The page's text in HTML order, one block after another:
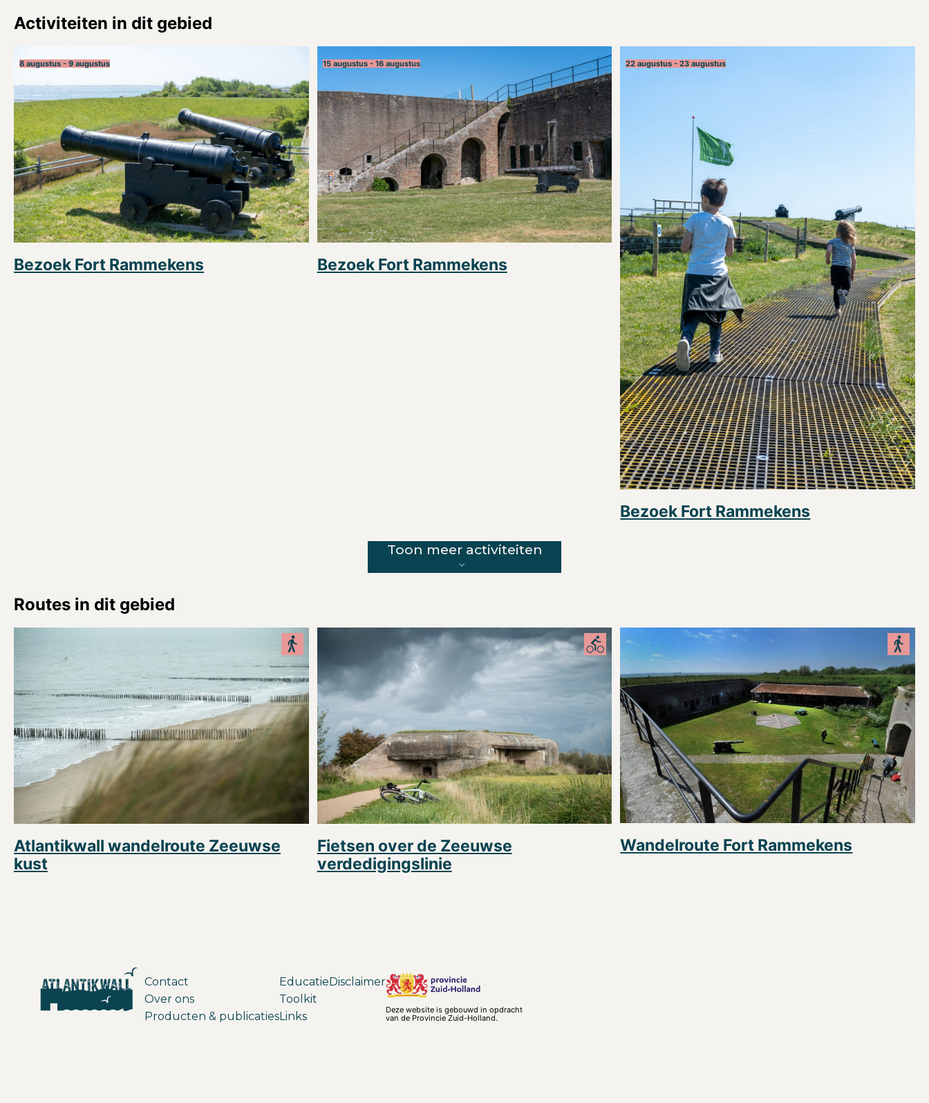
Activiteiten in dit gebied
8 augustus - 9 augustus
Bezoek Fort Rammekens
15 augustus - 16 augustus
Bezoek Fort Rammekens
22 augustus - 23 augustus
Bezoek Fort Rammekens
Toon meer activiteiten
Routes in dit gebied
Atlantikwall wandelroute Zeeuwse
kust
Fietsen over de Zeeuwse
verdedigingslinie
Wandelroute Fort Rammekens
Contact
Over ons
Producten & publicaties
Educatie
Toolkit
Links
Disclaimer
Deze website is gebouwd in opdracht
van de Provincie Zuid-Holland.